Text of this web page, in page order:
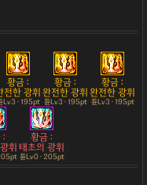
황금 :
전한 광휘
Lv3 · 195pt
황금 :
완전한 광휘
튠Lv3 · 195pt
황금 :
완전한 광휘
튠Lv3 · 195pt
:
휘
황금 :
태초의 광휘
튠Lv0 · 205pt